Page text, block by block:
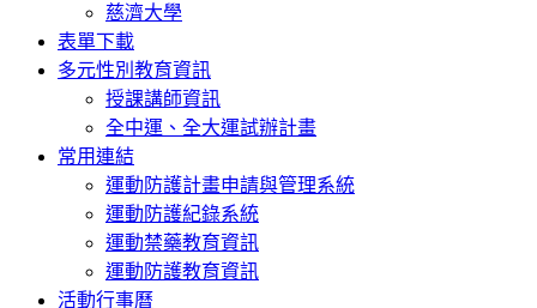
慈濟大學
表單下載
多元性別教育資訊
授課講師資訊
全中運、全大運試辦計畫
常用連結
運動防護計畫申請與管理系統
運動防護紀錄系統
運動禁藥教育資訊
運動防護教育資訊
活動行事曆